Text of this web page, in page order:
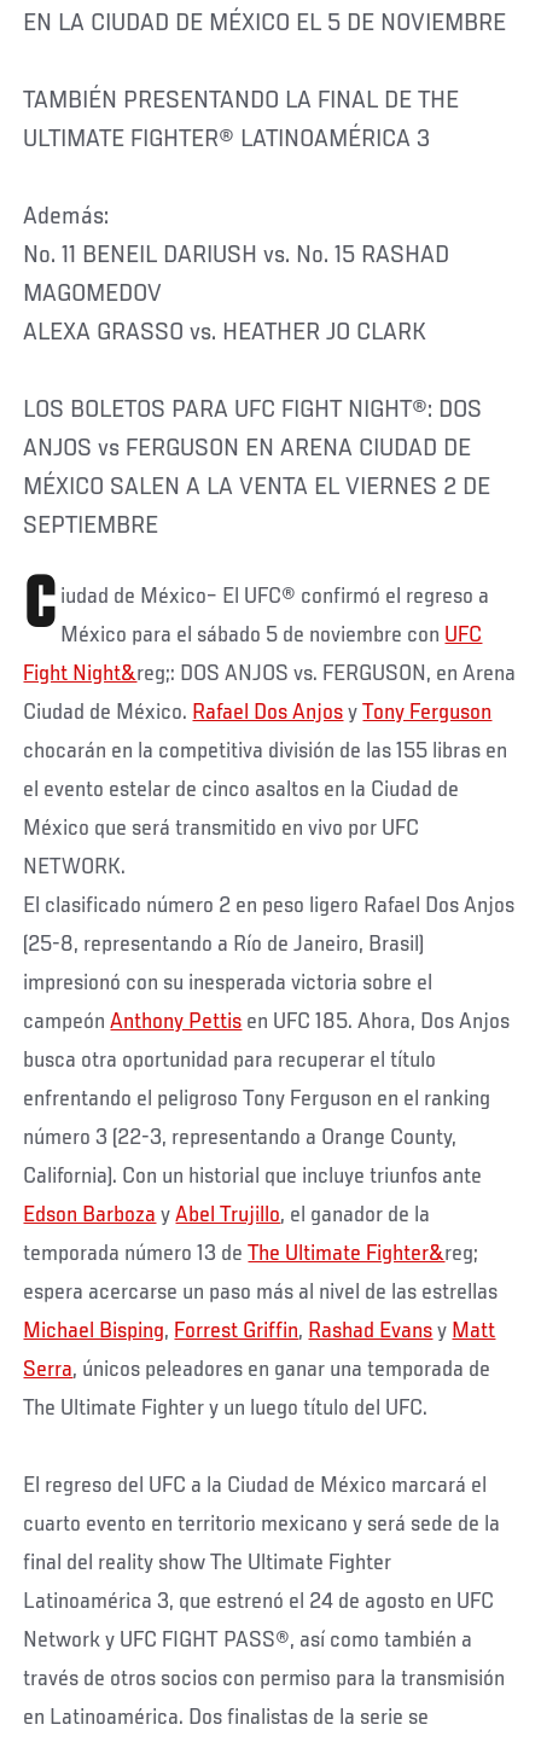
EN LA CIUDAD DE MÉXICO EL 5 DE NOVIEMBRE
TAMBIÉN PRESENTANDO LA FINAL DE THE
ULTIMATE FIGHTER® LATINOAMÉRICA 3
Además:
No. 11 BENEIL DARIUSH vs. No. 15 RASHAD
MAGOMEDOV
ALEXA GRASSO vs. HEATHER JO CLARK
LOS BOLETOS PARA UFC FIGHT NIGHT®: DOS
ANJOS vs FERGUSON EN ARENA CIUDAD DE
MÉXICO SALEN A LA VENTA EL VIERNES 2 DE
SEPTIEMBRE
C iudad de México– El UFC® confirmó el regreso a
México para el sábado 5 de noviembre con UFC
Fight Night&reg;: DOS ANJOS vs. FERGUSON, en Arena
Ciudad de México. Rafael Dos Anjos yTony Ferguson
chocarán en la competitiva división de las 155 libras en
el evento estelar de cinco asaltos en la Ciudad de
México que será transmitido en vivo por UFC
NETWORK.
El clasificado número 2 en peso ligero Rafael Dos Anjos
(25-8, representando a Río de Janeiro, Brasil)
impresionó con su inesperada victoria sobre el
campeónAnthony Pettis en UFC 185. Ahora, Dos Anjos
busca otra oportunidad para recuperar el título
enfrentando el peligroso Tony Ferguson en el ranking
número 3 (22-3, representando a Orange County,
California). Con un historial que incluye triunfos ante
Edson Barboza yAbel Trujillo, el ganador de la
temporada número 13 deThe Ultimate Fighter&reg;
espera acercarse un paso más al nivel de las estrellas
Michael Bisping, Forrest Griffin, Rashad Evans y Matt
Serra, únicos peleadores en ganar una temporada de
The Ultimate Fighter y un luego título del UFC.
El regreso del UFC a la Ciudad de México marcará el
cuarto evento en territorio mexicano y será sede de la
final del reality show The Ultimate Fighter
Latinoamérica 3, que estrenó el 24 de agosto en UFC
Network y UFC FIGHT PASS®, así como también a
través de otros socios con permiso para la transmisión
en Latinoamérica. Dos finalistas de la serie se